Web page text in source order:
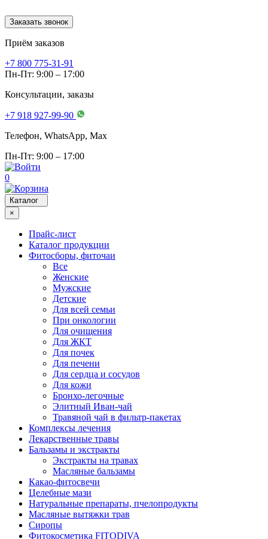
Заказать звонок
Приём заказов
+7 800 775-31-91
Пн-Пт: 9:00 – 17:00
Консультации, заказы
+7 918 927-99-90
Телефон, WhatsApp, Мах
Пн-Пт: 9:00 – 17:00
0
Каталог
×
Прайс-лист
Каталог продукции
Фитосборы, фиточаи
Все
Женские
Мужские
Детские
Для всей семьи
При онкологии
Для очищения
Для ЖКТ
Для почек
Для печени
Для сердца и сосудов
Для кожи
Бронхо-легочные
Элитный Иван-чай
Травяной чай в фильтр-пакетах
Комплексы лечения
Лекарственные травы
Бальзамы и экстракты
Экстракты на травах
Масляные бальзамы
Какао-фитосвечи
Целебные мази
Натуральные препараты, пчелопродукты
Масляные вытяжки трав
Сиропы
Фитокосметика FITODIVA